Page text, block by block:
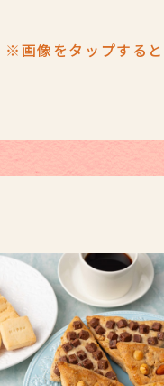
※画像をタップすると